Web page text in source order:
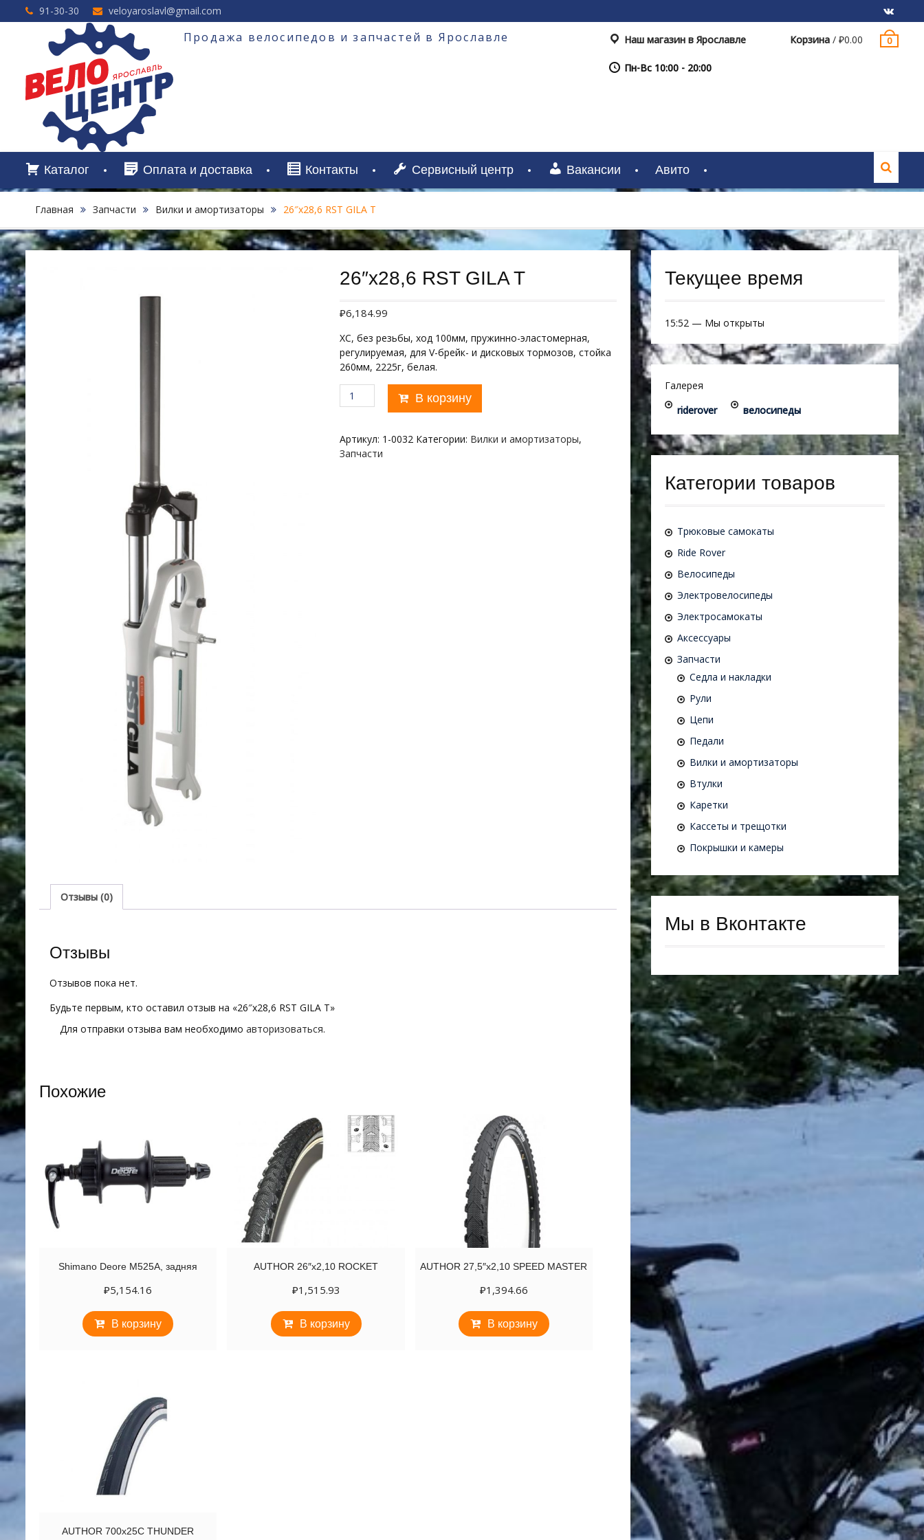
Перейти
к
91-30-30 veloyaroslavl@gmail.com
VK
Продажа велосипедов и запчастей в Ярославле Корзина / ₽0.00 0
Наш магазин в Ярославле
Пн-Вс 10:00 - 20:00
Каталог Оплата и доставка Контакты Сервисный центр Вакансии Авито
Главная Запчасти Вилки и амортизаторы 26″х28,6 RST GILA T
26″х28,6 RST GILA T
₽6,184.99
XC, без резьбы, ход 100мм, пружинно-эластомерная,
регулируемая, для V-брейк- и дисковых тормозов, стойка
260мм, 2225г, белая.
Количество
товара
RST
GILA
В корзину
Артикул: 1-0032 Категории: Вилки и амортизаторы,
Запчасти
Отзывы (0)
Отзывы
Отзывов пока нет.
Будьте первым, кто оставил отзыв на «26″х28,6 RST GILA T»
Для отправки отзыва вам необходимо авторизоваться.
Похожие
Shimano Deore M525A, задняя
₽5,154.16
В корзину
AUTHOR 26″х2,10 ROCKET
₽1,515.93
В корзину
AUTHOR 27,5″х2,10 SPEED MASTER
₽1,394.66
В корзину
AUTHOR 700х25C THUNDER
Текущее время
15:52 — Мы открыты
Галерея
riderover
велосипеды
Категории товаров
Трюковые самокаты
Ride Rover
Велосипеды
Электровелосипеды
Электросамокаты
Аксессуары
Запчасти
Седла и накладки
Рули
Цепи
Педали
Вилки и амортизаторы
Втулки
Каретки
Кассеты и трещотки
Покрышки и камеры
Мы в Вконтакте